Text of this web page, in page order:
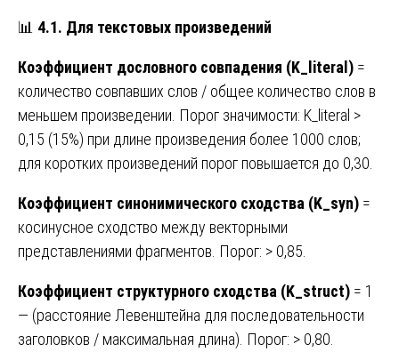
📊 4.1. Для текстовых произведений
Коэффициент дословного совпадения (K_literal) =
количество совпавших слов / общее количество слов в
меньшем произведении. Порог значимости: K_literal >
0,15 (15%) при длине произведения более 1000 слов;
для коротких произведений порог повышается до 0,30.
Коэффициент синонимического сходства (K_syn) =
косинусное сходство между векторными
представлениями фрагментов. Порог: > 0,85.
Коэффициент структурного сходства (K_struct) = 1
— (расстояние Левенштейна для последовательности
заголовков / максимальная длина). Порог: > 0,80.